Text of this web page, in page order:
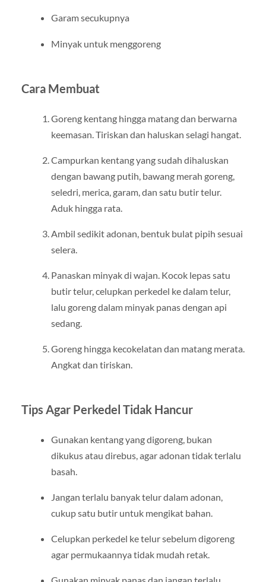
Garam secukupnya
Minyak untuk menggoreng
Cara Membuat
Goreng kentang hingga matang dan berwarna
keemasan. Tiriskan dan haluskan selagi hangat.
Campurkan kentang yang sudah dihaluskan
dengan bawang putih, bawang merah goreng,
seledri, merica, garam, dan satu butir telur.
Aduk hingga rata.
Ambil sedikit adonan, bentuk bulat pipih sesuai
selera.
Panaskan minyak di wajan. Kocok lepas satu
butir telur, celupkan perkedel ke dalam telur,
lalu goreng dalam minyak panas dengan api
sedang.
Goreng hingga kecokelatan dan matang merata.
Angkat dan tiriskan.
Tips Agar Perkedel Tidak Hancur
Gunakan kentang yang digoreng, bukan
dikukus atau direbus, agar adonan tidak terlalu
basah.
Jangan terlalu banyak telur dalam adonan,
cukup satu butir untuk mengikat bahan.
Celupkan perkedel ke telur sebelum digoreng
agar permukaannya tidak mudah retak.